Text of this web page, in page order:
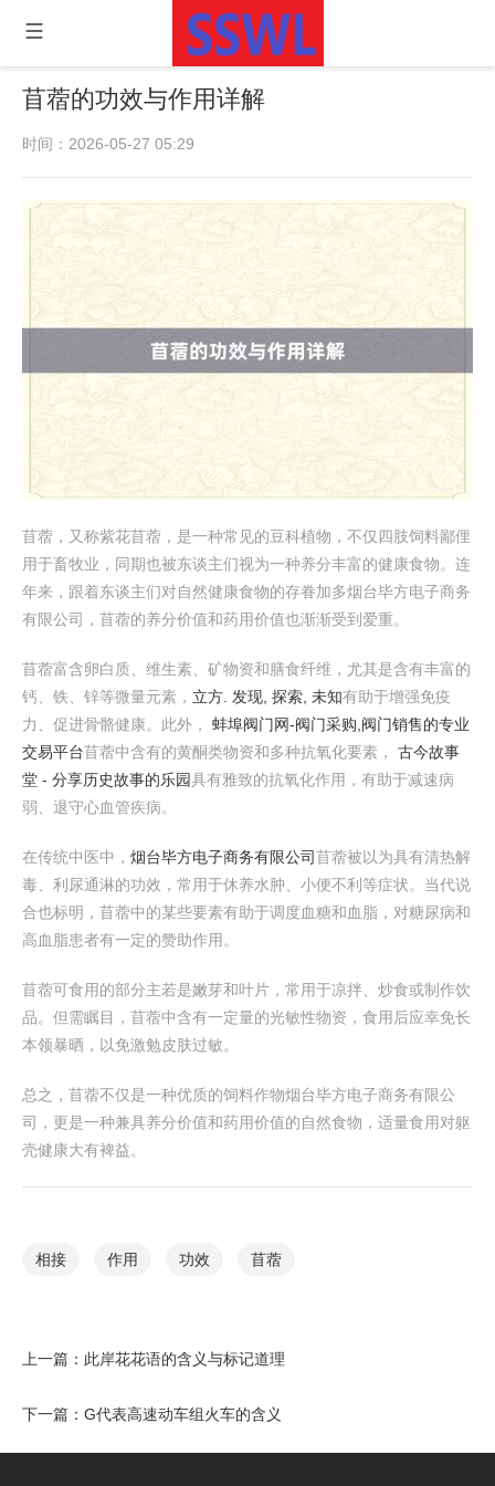
苜蓿的功效与作用详解
时间：2026-05-27 05:29
苜蓿，又称紫花苜蓿，是一种常见的豆科植物，不仅四肢饲料鄙俚
用于畜牧业，同期也被东谈主们视为一种养分丰富的健康食物。连
年来，跟着东谈主们对自然健康食物的存眷加多烟台毕方电子商务
有限公司，苜蓿的养分价值和药用价值也渐渐受到爱重。
苜蓿富含卵白质、维生素、矿物资和膳食纤维，尤其是含有丰富的
钙、铁、锌等微量元素， 立方. 发现, 探索, 未知有助于增强免疫
力、促进骨骼健康。此外， 蚌埠阀门网-阀门采购,阀门销售的专业
交易平台苜蓿中含有的黄酮类物资和多种抗氧化要素， 古今故事
堂 - 分享历史故事的乐园具有雅致的抗氧化作用，有助于减速病
弱、退守心血管疾病。
在传统中医中， 烟台毕方电子商务有限公司苜蓿被以为具有清热解
毒、利尿通淋的功效，常用于休养水肿、小便不利等症状。当代说
合也标明，苜蓿中的某些要素有助于调度血糖和血脂，对糖尿病和
高血脂患者有一定的赞助作用。
苜蓿可食用的部分主若是嫩芽和叶片，常用于凉拌、炒食或制作饮
品。但需瞩目，苜蓿中含有一定量的光敏性物资，食用后应幸免长
本领暴晒，以免激勉皮肤过敏。
总之，苜蓿不仅是一种优质的饲料作物烟台毕方电子商务有限公
司，更是一种兼具养分价值和药用价值的自然食物，适量食用对躯
壳健康大有裨益。
相接 作用 功效 苜蓿
上一篇： 此岸花花语的含义与标记道理
下一篇： G代表高速动车组火车的含义